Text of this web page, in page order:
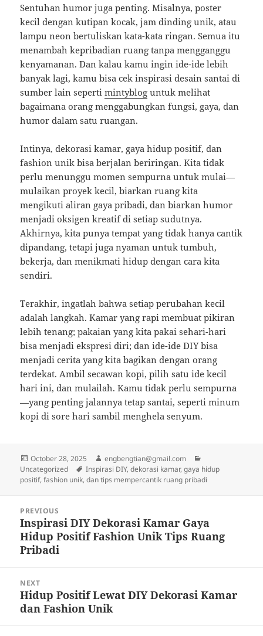
Sentuhan humor juga penting. Misalnya, poster
kecil dengan kutipan kocak, jam dinding unik, atau
lampu neon bertuliskan kata-kata ringan. Semua itu
menambah kepribadian ruang tanpa mengganggu
kenyamanan. Dan kalau kamu ingin ide-ide lebih
banyak lagi, kamu bisa cek inspirasi desain santai di
sumber lain sepertimintyblog untuk melihat
bagaimana orang menggabungkan fungsi, gaya, dan
humor dalam satu ruangan.
Intinya, dekorasi kamar, gaya hidup positif, dan
fashion unik bisa berjalan beriringan. Kita tidak
perlu menunggu momen sempurna untuk mulai—
mulaikan proyek kecil, biarkan ruang kita
mengikuti aliran gaya pribadi, dan biarkan humor
menjadi oksigen kreatif di setiap sudutnya.
Akhirnya, kita punya tempat yang tidak hanya cantik
dipandang, tetapi juga nyaman untuk tumbuh,
bekerja, dan menikmati hidup dengan cara kita
sendiri.
Terakhir, ingatlah bahwa setiap perubahan kecil
adalah langkah. Kamar yang rapi membuat pikiran
lebih tenang; pakaian yang kita pakai sehari-hari
bisa menjadi ekspresi diri; dan ide-ide DIY bisa
menjadi cerita yang kita bagikan dengan orang
terdekat. Ambil secawan kopi, pilih satu ide kecil
hari ini, dan mulailah. Kamu tidak perlu sempurna
—yang penting jalannya tetap santai, seperti minum
kopi di sore hari sambil menghela senyum.
Posted
on
October 28, 2025 Author
engbengtian@gmail.com
Uncategorized
Tags
Inspirasi DIY, dekorasi kamar, gaya hidup
positif, fashion unik, dan tips mempercantik ruang pribadi
navigation
PREVIOUS
Previous
post:
Inspirasi DIY Dekorasi Kamar Gaya
Hidup Positif Fashion Unik Tips Ruang
Pribadi
NEXT
Next
post:
Hidup Positif Lewat DIY Dekorasi Kamar
dan Fashion Unik